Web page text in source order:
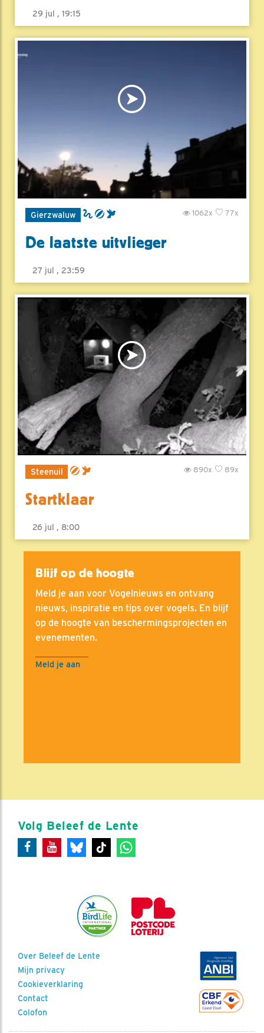
29 jul , 19:15
Gierzwaluw 77x
1062x
De laatste uitvlieger
27 jul , 23:59
Steenuil 89x
890x
Startklaar
26 jul , 8:00
Blijf op de hoogte
Meld je aan voor Vogelnieuws en ontvang
nieuws, inspiratie en tips over vogels. En blijf
op de hoogte van beschermingsprojecten en
evenementen.
Meld je aan
Volg Beleef de Lente
Over Beleef de Lente
Mijn privacy
Cookieverklaring
Contact
Colofon